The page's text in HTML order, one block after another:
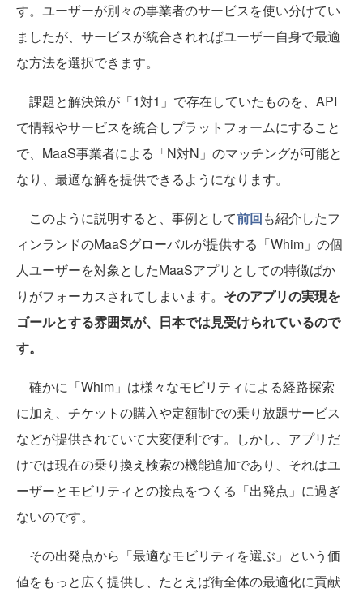
す。ユーザーが別々の事業者のサービスを使い分けてい
ましたが、サービスが統合されればユーザー自身で最適
な方法を選択できます。
課題と解決策が「1対1」で存在していたものを、API
で情報やサービスを統合しプラットフォームにすること
で、MaaS事業者による「N対N」のマッチングが可能と
なり、最適な解を提供できるようになります。
このように説明すると、事例として前回も紹介したフ
ィンランドのMaaSグローバルが提供する「Whim」の個
人ユーザーを対象としたMaaSアプリとしての特徴ばか
りがフォーカスされてしまいます。 そのアプリの実現を
ゴールとする雰囲気が、日本では見受けられているので
す。
確かに「Whim」は様々なモビリティによる経路探索
に加え、チケットの購入や定額制での乗り放題サービス
などが提供されていて大変便利です。しかし、アプリだ
けでは現在の乗り換え検索の機能追加であり、それはユ
ーザーとモビリティとの接点をつくる「出発点」に過ぎ
ないのです。
その出発点から「最適なモビリティを選ぶ」という価
値をもっと広く提供し、たとえば街全体の最適化に貢献